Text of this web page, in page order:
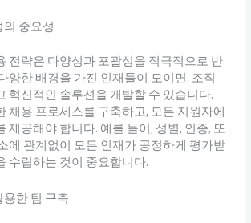
중요성
전략은 다양성과 포괄성을 적극적으로 반
양한 배경을 가진 인재들이 모이면, 조직
혁신적인 솔루션을 개발할 수 있습니다.
채용 프로세스를 구축하고, 모든 지원자에
제공해야 합니다. 예를 들어, 성별, 인종, 또
에 관계없이 모든 인재가 공정하게 평가받
수립하는 것이 중요합니다.
한 팀 구축